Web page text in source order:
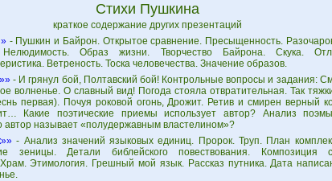
Стихи Пушкина
краткое содержание других презентаций
- Пушкин и Байрон. Открытое сравнение. Пресыщенность.
Образ жизни. Творчество Байрона. Скука.
Ветреность. Тоска человечества. Значение образов.
- И грянул бой, Полтавский бой! Контрольные вопросы и задания:
волненье. О славный вид! Погода стояла отвратительная. Так
первая). Почуя роковой огонь, Дрожит. Ретив и смирен верный
Какие поэтические приемы использует автор? Анализ
автор называет «полудержавным властелином»?
- Анализ значений языковых единиц. Пророк. Труп. План
зеницы. Детали библейского повествования. Композиция
Этимология. Грешный мой язык. Рассказ путника. Дата